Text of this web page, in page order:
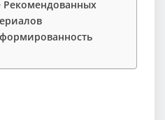
Рекомендованных